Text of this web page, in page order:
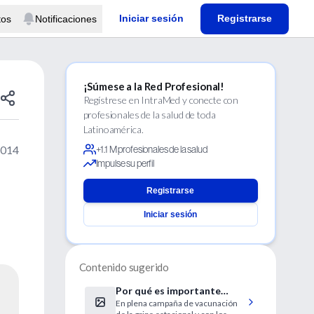
Notificaciones Iniciar sesión Registrarse
¡Súmese a la Red Profesional!
Regístrese en IntraMed y conecte con
profesionales de la salud de toda
Latinoamérica.
+1.1 M profesionales de la salud
Impulse su perfil
Registrarse
Iniciar sesión
Contenido sugerido
Por qué es importante
vacunar a la población
En plena campaña de vacunación